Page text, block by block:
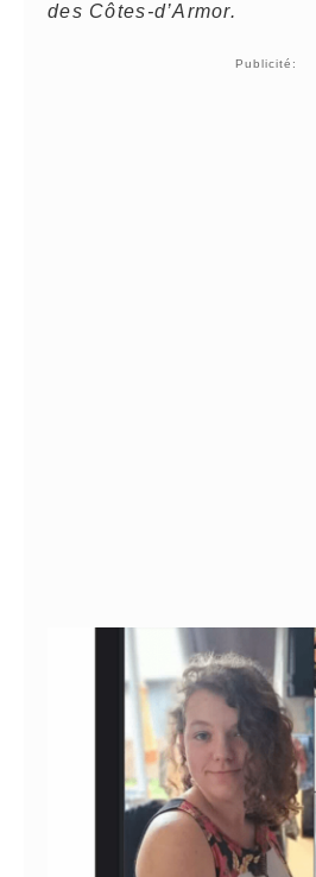
des Côtes-d’Armor.
Publicité: